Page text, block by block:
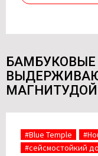
МАГНИТУДОЙ
#Blue Temple
#сейсмостойкий